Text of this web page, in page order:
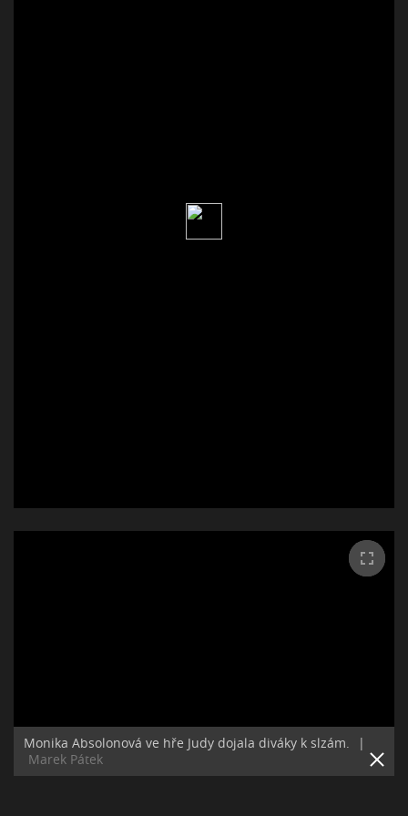
Monika Absolonová ve hře Judy dojala diváky k slzám.
|
Marek Pátek